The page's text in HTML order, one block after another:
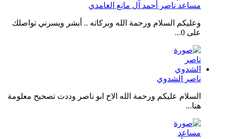
مساعد ناصر أحمد آل مانع الغامدي
وعليكم السلام ورحمة الله وبركاته .. أبشر ويسرني تواصلك
على 0...
ناصر الشدوي
السلام عليكم ورحمة الله الاخ ابو ناصر وددت تصحيح معلومة
هنا...